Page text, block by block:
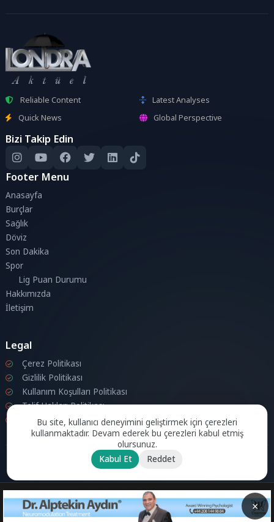
Reliable Content
Latest Analyses
Quick News
Global Perspective
Bizi Takip Edin
Footer Menu
Anasayfa
Burçlar
Sağlık
Döviz
Son Dakika
Spor
Lig Puan Durumu
Hakkımızda
İletişim
Legal
Çerez Politikası
Gizlilik Politikası
Kullanım Koşulları Politikası
Telif Hakları Politikası
İletişim
© 2026 Londra Aktuel Tüm hakları saklıdır.Powered byAksoy
Software LTD
Bu site, kullanıcı deneyimini geliştirmek için çerezleri
kullanmaktadır. Devam ederek bu çerezleri kabul etmiş
olursunuz.
Kabul Et
Reddet